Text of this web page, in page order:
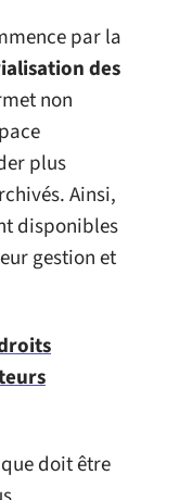
par la
des
non
plus
Ainsi,
disponibles
gestion et
doit être